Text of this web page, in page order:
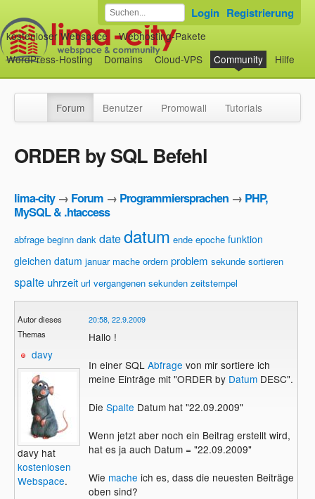
kostenloser Webspace
Webhosting-Pakete
WordPress-Hosting
Domains Cloud-VPS Community Hilfe
Login Registrierung
Forum Benutzer Promowall Tutorials
ORDER by SQL Befehl
lima-city→ Forum → Programmiersprachen → PHP,
MySQL & .htaccess
abfrage beginn dank datedatum ende epoche funktion
gleichen datum januar mache ordern problem sekunde sortieren
spalte uhrzeit url vergangenen sekunden zeitstempel
Autor dieses
Themas
davy
davy hat
kostenlosen
Webspace.
20:58, 22.9.2009
Hallo !
In einer SQL Abfrage von mir sortiere ich
meine Einträge mit "ORDER by DatumDESC".
Die Spalte Datum hat "22.09.2009"
Wenn jetzt aber noch ein Beitrag erstellt wird,
hat es ja auch Datum = "22.09.2009"
Wie mache ich es, dass die neuesten Beiträge
oben sind?